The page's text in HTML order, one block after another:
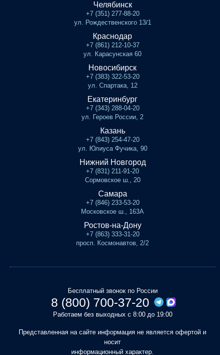
Челябинск
+7 (351) 277-88-20
ул. Рождественского 13/1
Краснодар
+7 (861) 212-10-37
ул. Карасунская 60
Новосибирск
+7 (383) 322-53-20
ул. Спартака, 12
Екатеринбург
+7 (343) 288-04-20
ул. Героев России, 2
Казань
+7 (843) 254-47-20
ул. Юлиуса Фучика, 90
Нижний Новгород
+7 (831) 211-91-20
Сормовское ш., 20
Самара
+7 (846) 233-53-20
Московское ш., 163А
Ростов-на-Дону
+7 (863) 333-31-20
просп. Космонавтов, 2/2
Бесплатный звонок по России
8 (800) 700-37-20
Работаем без выходных с 8:00 до 19:00
Представленная на сайте информация не является офертой и
носит
информационный характер.